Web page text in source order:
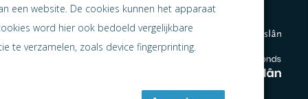
een website. De cookies kunnen het apparaat
word hier ook bedoeld vergelijkbare
te verzamelen, zoals device fingerprinting.